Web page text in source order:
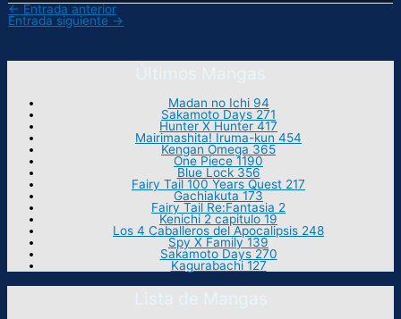
← Entrada anterior
Entrada siguiente →
Últimos Mangas
Madan no Ichi 94
Sakamoto Days 271
Hunter X Hunter 417
Mairimashita! Iruma-kun 454
Kengan Omega 365
One Piece 1190
Blue Lock 356
Fairy Tail 100 Years Quest 217
Gachiakuta 173
Fairy Tail Re:Fantasia 2
Kenichi 2 capitulo 19
Los 4 Caballeros del Apocalipsis 248
Spy X Family 139
Sakamoto Days 270
Kagurabachi 127
Lista de Mangas